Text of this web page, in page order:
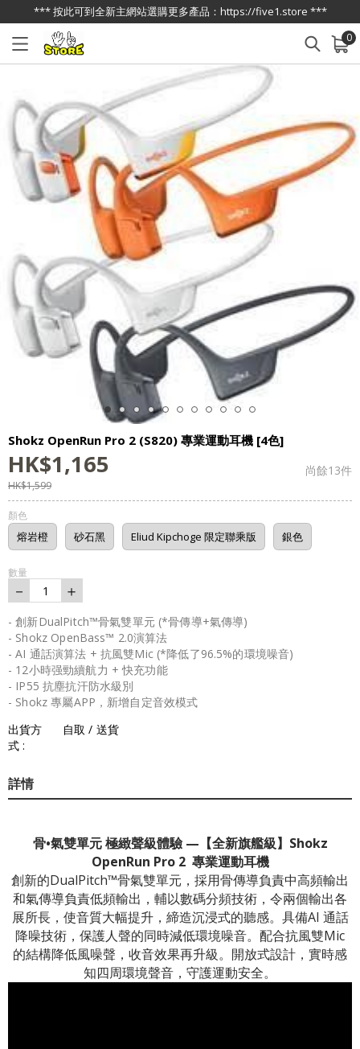
*** 按此可到全新主網站選購更多產品：https://five1.store ***
0
已加入購物車 查看
Shokz OpenRun Pro 2 (S820) 專業運動耳機 [4色]
HK$1,165 尚餘13件
HK$1,599
顏色
熔岩橙 砂石黑 Eliud Kipchoge 限定聯乘版 銀色
數量
－ 1 ＋
- 創新DualPitch™骨氣雙單元 (*骨傳導+氣傳導)
- Shokz OpenBass™ 2.0演算法
- AI 通話演算法 + 抗風雙Mic (*降低了96.5%的環境噪音)
- 12小時强勁續航力 + 快充功能
- IP55 抗塵抗汗防水級別
- Shokz 專屬APP，新增自定音效模式
出貨方
式 :
自取 / 送貨
詳情
骨•氣雙單元 極緻聲級體驗 —【全新旗艦級】Shokz
OpenRun Pro 2 專業運動耳機
創新的DualPitch™骨氣雙單元，採用骨傳導負責中高頻輸出
和氣傳導負責低頻輸出，輔以數碼分頻技術，令兩個輸出各
展所長，使音質大幅提升，締造沉浸式的聽感。具備AI 通話
降噪技術，保護人聲的同時減低環境噪音。配合抗風雙Mic
的結構降低風噪聲，收音效果再升級。開放式設計，實時感
知四周環境聲音，守護運動安全。